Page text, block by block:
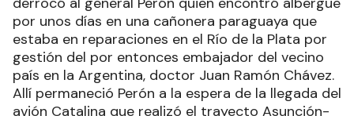
por unos días en una cañonera paraguaya que
estaba en reparaciones en el Río de la Plata por
gestión del por entonces embajador del vecino
país en la Argentina, doctor Juan Ramón Chávez.
Allí permaneció Perón a la espera de la llegada del
avión Catalina que realizó el trayecto Asunción-